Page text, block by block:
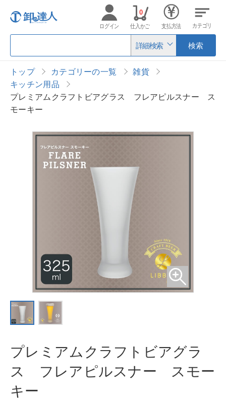
詳細検索 検索
ログイン 仕入かご
0
支払方法 カテゴリ
トップ カテゴリーの一覧
雑貨
キッチン用品
プレミアムクラフトビアグラス フレアピルスナー ス
モーキー
プレミアムクラフトビアグラ
ス フ レアピルスナー スモー
キー